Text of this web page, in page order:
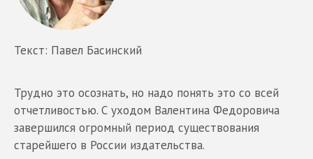
Текст: Павел Басинский
Трудно это осознать, но надо понять это со всей
отчетливостью. С уходом Валентина Федоровича
завершился огромный период существования
старейшего в России издательства.